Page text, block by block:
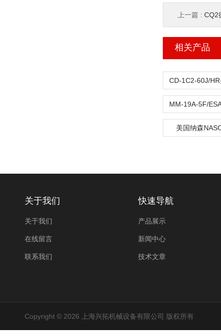
上一篇 : CQ2
相关产品
美国纳森
关于我们
关于我们
在线留言
联系我们
快速导航
产品展示
新闻中心
技术文章
Copyright © 2026 上海兴拓机械设备有限公司 版权所有